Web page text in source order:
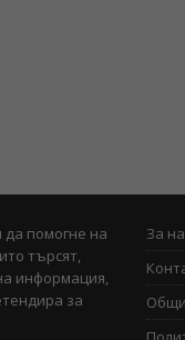
да помогне на
търсят,
информация,
за
За